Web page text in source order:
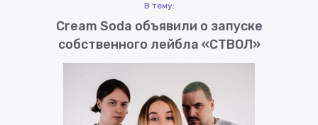
В тему:
Cream Soda объявили о запуске
собственного лейбла «СТВОЛ»